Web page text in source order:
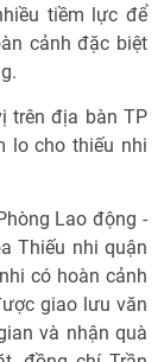
tiềm lực để
cảnh đặc biệt
trên địa bàn TP
lo cho thiếu nhi
Lao động -
Thiếu nhi quận
có hoàn cảnh
giao lưu văn
và nhận quà